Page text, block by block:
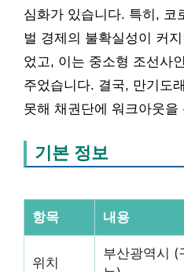
심화가 있습니다. 특히, 코
벌 경제의 불확실성이 커
었고, 이는 중소형 조선사
주었습니다. 결국, 만기도
못해 채권단에 워크아웃
기본 정보
항목 내용
위치
부산광역시 (